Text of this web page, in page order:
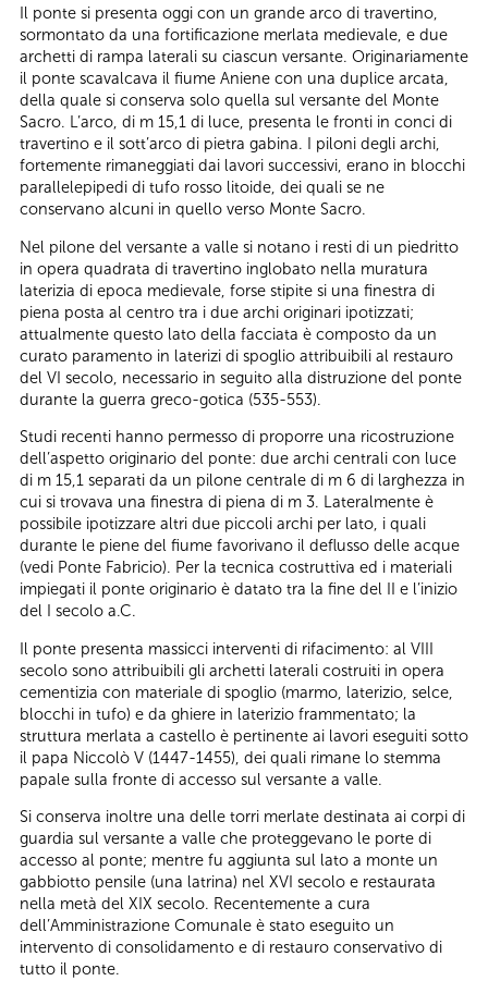
Il ponte si presenta oggi con un grande arco di travertino,
sormontato da una fortificazione merlata medievale, e due
archetti di rampa laterali su ciascun versante. Originariamente
il ponte scavalcava il fiume Aniene con una duplice arcata,
della quale si conserva solo quella sul versante del Monte
Sacro. L’arco, di m 15,1 di luce, presenta le fronti in conci di
travertino e il sott’arco di pietra gabina. I piloni degli archi,
fortemente rimaneggiati dai lavori successivi, erano in blocchi
parallelepipedi di tufo rosso litoide, dei quali se ne
conservano alcuni in quello verso Monte Sacro.
Nel pilone del versante a valle si notano i resti di un piedritto
in opera quadrata di travertino inglobato nella muratura
laterizia di epoca medievale, forse stipite si una finestra di
piena posta al centro tra i due archi originari ipotizzati;
attualmente questo lato della facciata è composto da un
curato paramento in laterizi di spoglio attribuibili al restauro
del VI secolo, necessario in seguito alla distruzione del ponte
durante la guerra greco-gotica (535-553).
Studi recenti hanno permesso di proporre una ricostruzione
dell’aspetto originario del ponte: due archi centrali con luce
di m 15,1 separati da un pilone centrale di m 6 di larghezza in
cui si trovava una finestra di piena di m 3. Lateralmente è
possibile ipotizzare altri due piccoli archi per lato, i quali
durante le piene del fiume favorivano il deflusso delle acque
(vedi Ponte Fabricio). Per la tecnica costruttiva ed i materiali
impiegati il ponte originario è datato tra la fine del II e l’inizio
del I secolo a.C.
Il ponte presenta massicci interventi di rifacimento: al VIII
secolo sono attribuibili gli archetti laterali costruiti in opera
cementizia con materiale di spoglio (marmo, laterizio, selce,
blocchi in tufo) e da ghiere in laterizio frammentato; la
struttura merlata a castello è pertinente ai lavori eseguiti sotto
il papa Niccolò V (1447-1455), dei quali rimane lo stemma
papale sulla fronte di accesso sul versante a valle.
Si conserva inoltre una delle torri merlate destinata ai corpi di
guardia sul versante a valle che proteggevano le porte di
accesso al ponte; mentre fu aggiunta sul lato a monte un
gabbiotto pensile (una latrina) nel XVI secolo e restaurata
nella metà del XIX secolo. Recentemente a cura
dell’Amministrazione Comunale è stato eseguito un
intervento di consolidamento e di restauro conservativo di
tutto il ponte.